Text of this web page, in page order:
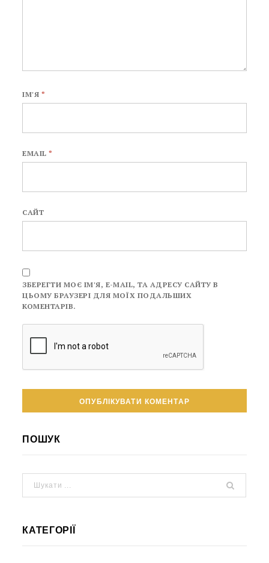
ІМ'Я *
EMAIL*
САЙТ
ЗБЕРЕГТИ МОЄ ІМ'Я, E-MAIL, ТА АДРЕСУ САЙТУ В
ЦЬОМУ БРАУЗЕРІ ДЛЯ МОЇХ ПОДАЛЬШИХ
КОМЕНТАРІВ.
ПОШУК
КАТЕГОРІЇ